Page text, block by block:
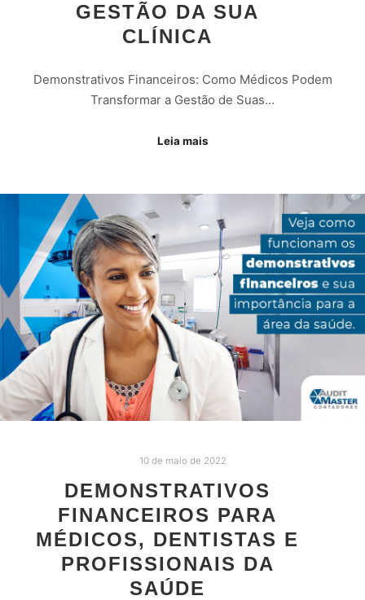
GESTÃO DA SUA
CLÍNICA
Demonstrativos Financeiros: Como Médicos Podem
Transformar a Gestão de Suas…
Leia mais
10 de maio de 2022
DEMONSTRATIVOS
FINANCEIROS PARA
MÉDICOS, DENTISTAS E
PROFISSIONAIS DA
SAÚDE